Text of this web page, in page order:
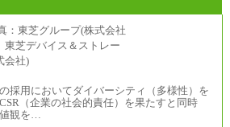
地域限定社員）
なる。
京・神奈川〉219,000 円
兵庫〉209,000 円
〉194,500 円 〈福岡〉1
短大卒／月給185,000 円～210,000 円 ※勤務
なる。
採用においてダイバーシティ（多様性）を
（企業の社会的責任）を果たすと同時
観を…